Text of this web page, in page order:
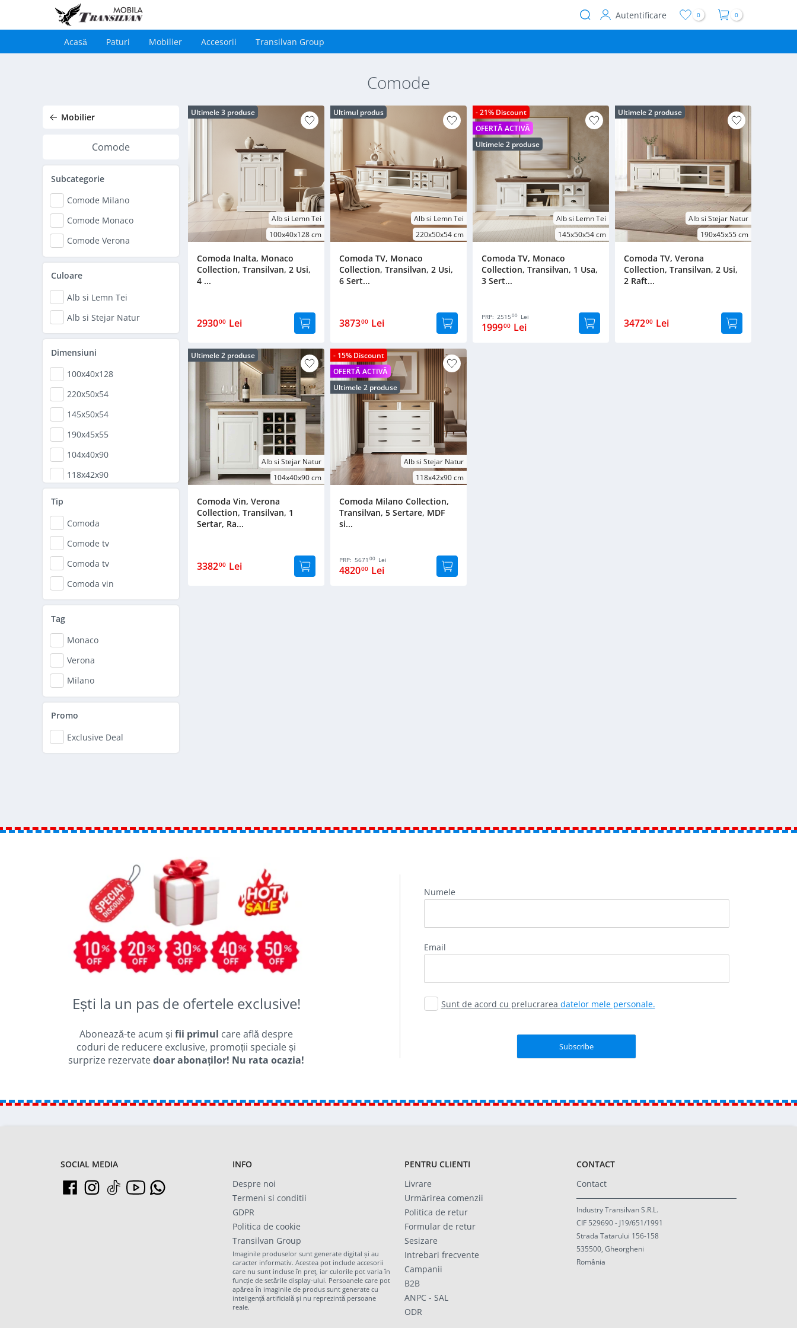
User
Autentificare 0 0
Main
Acasă Paturi Mobilier Accesorii Transilvan Group
Comode
Mobilier
Comode
Subcategorie
Comode Milano
Comode Monaco
Comode Verona
Culoare
Alb si Lemn Tei
Alb si Stejar Natur
Dimensiuni
100x40x128
220x50x54
145x50x54
190x45x55
104x40x90
118x42x90
Tip
Comoda
Comode tv
comoda tv
Comoda vin
Tag
Monaco
Verona
Milano
Promo
Exclusive Deal
Ultimele 3 produse
Alb si Lemn Tei
100x40x128 cm
Comoda Inalta, Monaco
Collection, Transilvan, 2 Usi,
4 ...
293000 Lei
Ultimul produs
Alb si Lemn Tei
220x50x54 cm
Comoda TV, Monaco
Collection, Transilvan, 2 Usi,
6 Sert...
387300 Lei
- 21% Discount
OFERTĂ ACTIVĂ
Ultimele 2 produse
Alb si Lemn Tei
145x50x54 cm
Comoda TV, Monaco
Collection, Transilvan, 1 Usa,
3 Sert...
PRP: 251500 Lei
199900 Lei
Ultimele 2 produse
Alb si Stejar Natur
190x45x55 cm
Comoda TV, Verona
Collection, Transilvan, 2 Usi,
2 Raft...
347200 Lei
Ultimele 2 produse
Alb si Stejar Natur
104x40x90 cm
Comoda Vin, Verona
Collection, Transilvan, 1
Sertar, Ra...
338200 Lei
- 15% Discount
OFERTĂ ACTIVĂ
Ultimele 2 produse
Alb si Stejar Natur
118x42x90 cm
Comoda Milano Collection,
Transilvan, 5 Sertare, MDF
si...
PRP: 5671 00 Lei
482000 Lei
Ești la un pas de ofertele exclusive!
Abonează-te acum și fii primul care află despre
coduri de reducere exclusive, promoții speciale și
surprize rezervatedoar abonaților! Nu rata ocazia!
Numele
email
Sunt de acord cu prelucrarea datelor mele personale.
SOCIAL MEDIA
INFO
Despre noi
Termeni si conditii
GDPR
Politica de cookie
Transilvan Group
Imaginile produselor sunt generate digital și au
caracter informativ. Acestea pot include accesorii
care nu sunt incluse în preț, iar culorile pot varia în
funcție de setările display-ului. Persoanele care pot
apărea în imaginile de produs sunt generate cu
inteligență artificială și nu reprezintă persoane
reale.
PENTRU CLIENTI
Livrare
Urmărirea comenzii
Politica de retur
Formular de retur
Sesizare
Intrebari frecvente
Campanii
B2B
ANPC - SAL
ODR
CONTACT
Contact
Industry Transilvan S.R.L.
CIF 529690 - J19/651/1991
Strada Tatarului 156-158
535500, Gheorgheni
România